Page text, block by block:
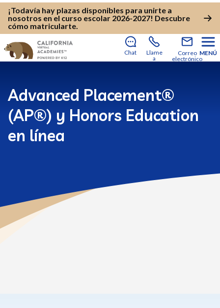
¡Todavía hay plazas disponibles para unirte a
nosotros en el curso escolar 2026-2027! Descubre
cómo matricularte.
Chat
Llame
a
Correo
electrónico
MENÚ
Advanced Placement®
(AP®) y Honors Education
en línea